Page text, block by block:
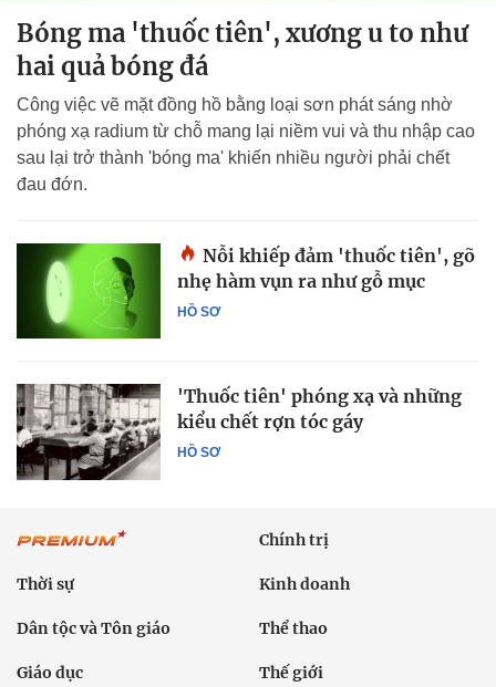
Bóng ma 'thuốc tiên', xương u to như
hai quả bóng đá
Công việc vẽ mặt đồng hồ bằng loại sơn phát sáng nhờ
phóng xạ radium từ chỗ mang lại niềm vui và thu nhập cao
sau lại trở thành 'bóng ma' khiến nhiều người phải chết
đau đớn.
HỒ SƠ
Nỗi khiếp đảm 'thuốc tiên', gõ
nhẹ hàm vụn ra như gỗ mục
HỒ SƠ
'Thuốc tiên' phóng xạ và những
kiểu chết rợn tóc gáy
Chính trị
Thời sự Kinh doanh
Dân tộc và Tôn giáo Thể thao
Giáo dục Thế giới